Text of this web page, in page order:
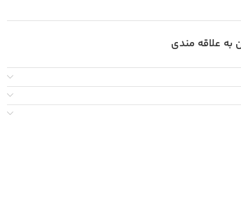
به علاقه مندی